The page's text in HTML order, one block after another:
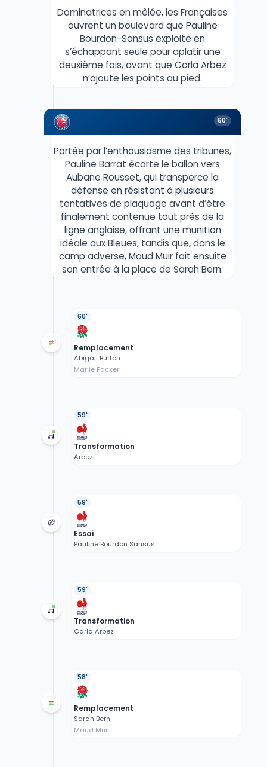
Dominatrices en mêlée, les Françaises
ouvrent un boulevard que Pauline
Bourdon-Sansus exploite en
s’échappant seule pour aplatir une
deuxième fois, avant que Carla Arbez
n’ajoute les points au pied.
60'
Portée par l’enthousiasme des tribunes,
Pauline Barrat écarte le ballon vers
Aubane Rousset, qui transperce la
défense en résistant à plusieurs
tentatives de plaquage avant d’être
finalement contenue tout près de la
ligne anglaise, offrant une munition
idéale aux Bleues, tandis que, dans le
camp adverse, Maud Muir fait ensuite
son entrée à la place de Sarah Bern.
60'
Remplacement
Abigail Burton
Marlie Packer
59'
Transformation
Arbez
59'
Essai
Pauline Bourdon Sansus
59'
Transformation
Carla Arbez
58'
Remplacement
Sarah Bern
Maud Muir